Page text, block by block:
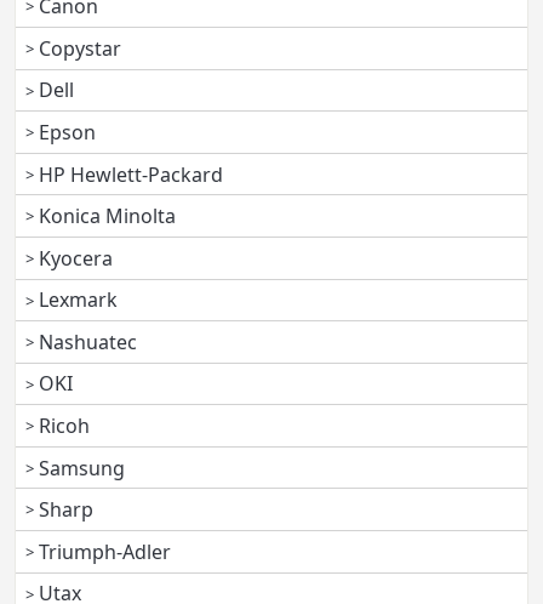
Canon
Copystar
Dell
Epson
HP Hewlett-Packard
Konica Minolta
Kyocera
Lexmark
Nashuatec
OKI
Ricoh
Samsung
Sharp
Triumph-Adler
Utax